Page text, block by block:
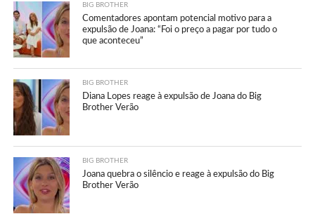
BIG BROTHER
Comentadores apontam potencial motivo para a
expulsão de Joana: “Foi o preço a pagar por tudo o
que aconteceu”
BIG BROTHER
Diana Lopes reage à expulsão de Joana do Big
Brother Verão
BIG BROTHER
Joana quebra o silêncio e reage à expulsão do Big
Brother Verão